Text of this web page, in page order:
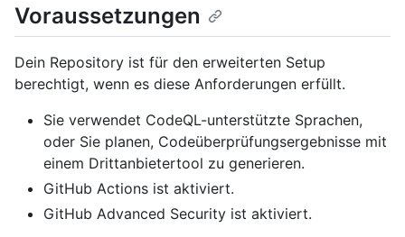
Voraussetzungen
Dein Repository ist für den erweiterten Setup
berechtigt, wenn es diese Anforderungen erfüllt.
Sie verwendet CodeQL-unterstützte Sprachen,
oder Sie planen, Codeüberprüfungsergebnisse mit
einem Drittanbietertool zu generieren.
GitHub Actions ist aktiviert.
GitHub Advanced Security ist aktiviert.